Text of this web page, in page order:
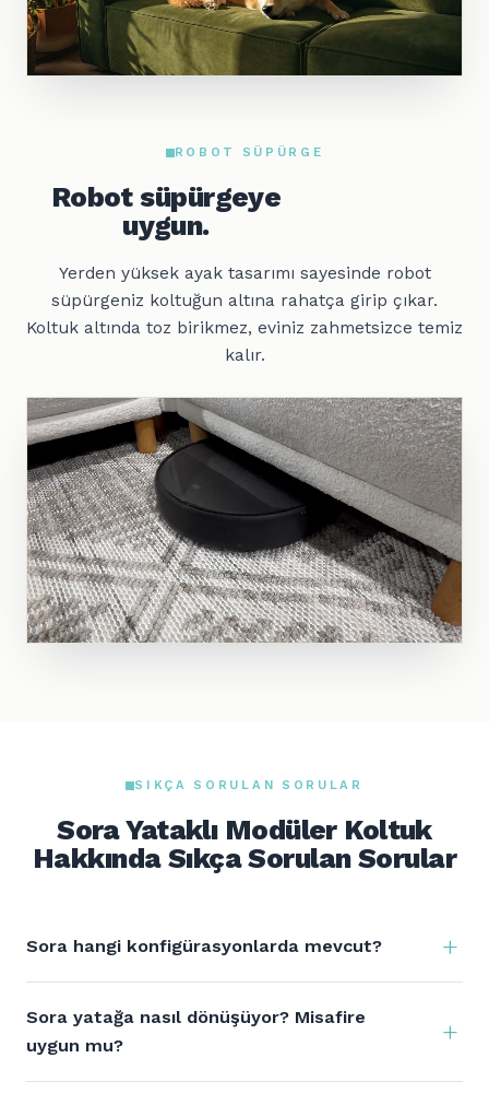
ROBOT SÜPÜRGE
Robot süpürgeye
uygun.
Yerden yüksek ayak tasarımı sayesinde robot
süpürgeniz koltuğun altına rahatça girip çıkar.
Koltuk altında toz birikmez, eviniz zahmetsizce temiz
kalır.
SIKÇA SORULAN SORULAR
Sora Yataklı Modüler Koltuk
Hakkında Sıkça Sorulan Sorular
Sora hangi konfigürasyonlarda mevcut?
Sora yatağa nasıl dönüşüyor? Misafire
uygun mu?